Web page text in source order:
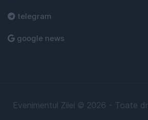
telegram
google news
Evenimentul Zilei © 2026 - Toate